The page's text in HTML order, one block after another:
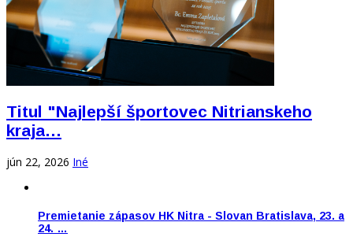
Titul "Najlepší športovec Nitrianskeho
kraja…
jún 22, 2026 Iné
Premietanie zápasov HK Nitra - Slovan Bratislava, 23. a
24. …